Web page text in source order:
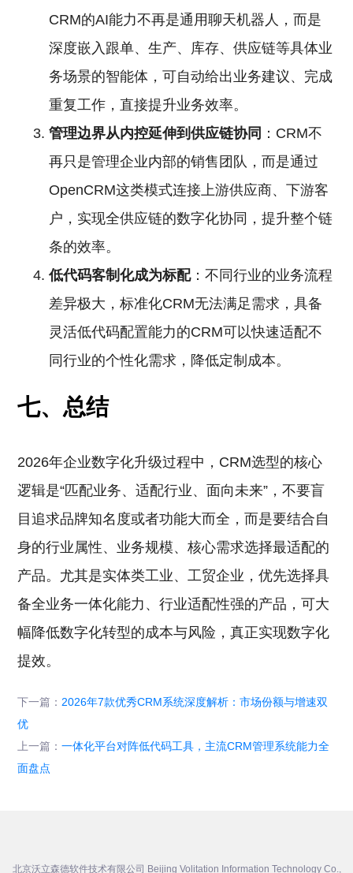
CRM的AI能力不再是通用聊天机器人，而是
深度嵌入跟单、生产、库存、供应链等具体业
务场景的智能体，可自动给出业务建议、完成
重复工作，直接提升业务效率。
管理边界从内控延伸到供应链协同 ：CRM不
再只是管理企业内部的销售团队，而是通过
OpenCRM这类模式连接上游供应商、下游客
户，实现全供应链的数字化协同，提升整个链
条的效率。
低代码客制化成为标配：不同行业的业务流程
差异极大，标准化CRM无法满足需求，具备
灵活低代码配置能力的CRM可以快速适配不
同行业的个性化需求，降低定制成本。
七、总结
2026年企业数字化升级过程中，CRM选型的核心
逻辑是“匹配业务、适配行业、面向未来”，不要盲
目追求品牌知名度或者功能大而全，而是要结合自
身的行业属性、业务规模、核心需求选择最适配的
产品。尤其是实体类工业、工贸企业，优先选择具
备全业务一体化能力、行业适配性强的产品，可大
幅降低数字化转型的成本与风险，真正实现数字化
提效。
下一篇： 2026年7款优秀CRM系统深度解析：市场份额与增速双
优
上一篇：一体化平台对阵低代码工具，主流CRM管理系统能力全
面盘点
北京沃立森德软件技术有限公司 Beijing Volitation Information Technology Co.,